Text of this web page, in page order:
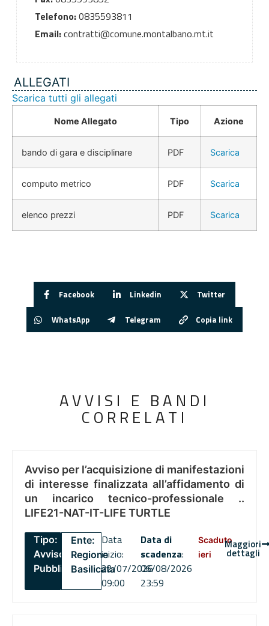
Telefono:0835593811
Email:contratti@comune.montalbano.mt.it
ALLEGATI
Scarica tutti gli allegati
Nome Allegato Tipo Azione
bando di gara e disciplinare PDF Scarica
computo metrico PDF Scarica
elenco prezzi PDF Scarica
Facebook Linkedin Twitter
WhatsApp Telegram Copia link
AVVISI E BANDI
CORRELATI
Avviso per l’acquisizione di manifestazioni
di interesse finalizzata all’affidamento di
un incarico tecnico-professionale ..
LIFE21-NAT-IT-LIFE TURTLE
Tipo:
Avviso
Pubblico
Ente:
Regione
Basilicata
Data
inizio:
22/07/2026
09:00
Data di
scadenza:
06/08/2026
23:59
Scaduto
ieri
Maggiori
dettagli